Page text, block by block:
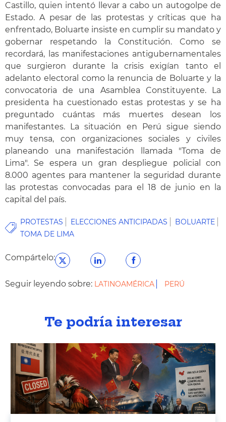
Castillo, quien intentó llevar a cabo un autogolpe de
Estado. A pesar de las protestas y críticas que ha
enfrentado, Boluarte insiste en cumplir su mandato y
gobernar respetando la Constitución. Como se
recordará, las manifestaciones antigubernamentales
que surgieron durante la crisis exigían tanto el
adelanto electoral como la renuncia de Boluarte y la
convocatoria de una Asamblea Constituyente. La
presidenta ha cuestionado estas protestas y se ha
preguntado cuántas más muertes desean los
manifestantes. La situación en Perú sigue siendo
muy tensa, con organizaciones sociales y civiles
planeando una manifestación llamada "Toma de
Lima". Se espera un gran despliegue policial con
8.000 agentes para mantener la seguridad durante
las protestas convocadas para el 18 de junio en la
capital del país.
PROTESTAS ELECCIONES ANTICIPADAS
BOLUARTE
TOMA DE LIMA
Compártelo:
Seguir leyendo sobre: LATINOAMÉRICA PERÚ
Te podría interesar